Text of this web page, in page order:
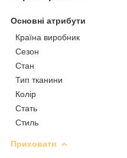
Основні атрибути
Країна виробник
Сезон
Стан
Тип тканини
Колір
Стать
Стиль
Приховати